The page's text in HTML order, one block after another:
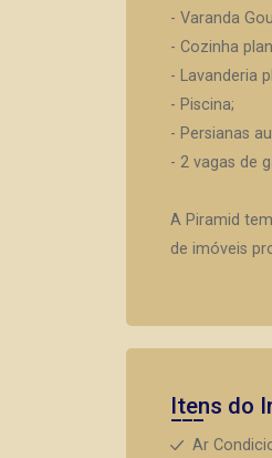
- Varanda
- Cozinha
- Lavanderia
- Piscina;
- Persianas
- 2 vagas de
A Piramid
de imóveis
Itens do
Ar